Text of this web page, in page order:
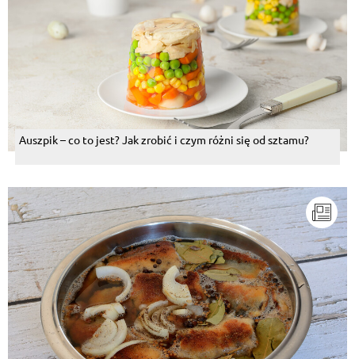
Auszpik – co to jest? Jak zrobić i czym różni się od sztamu?